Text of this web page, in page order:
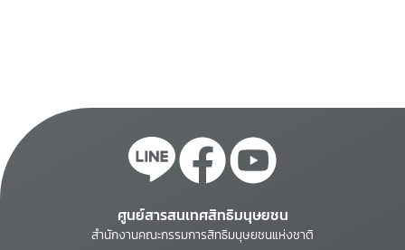
ศูนย์สารสนเทศสิทธิมนุษยชน
สำนักงานคณะกรรมการสิทธิมนุษยชนแห่งชาติ